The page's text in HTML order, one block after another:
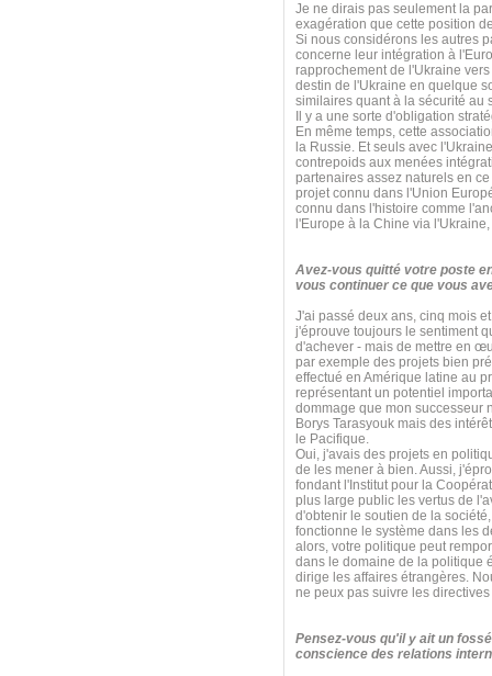
Je ne dirais pas seulement la
exagération que cette position
Si nous considérons les autres
concerne leur intégration à
rapprochement de l'Ukraine
destin de l'Ukraine en quelque
similaires quant à la sécurité au
Il y a une sorte d'obligation
En même temps, cette
la Russie. Et seuls avec
contrepoids aux menées
partenaires assez naturels en
projet connu dans l'Union
connu dans l'histoire comme
l'Europe à la Chine via
Avez-vous quitté votre poste
vous continuer ce que vous
J'ai passé deux ans, cinq mois
j'éprouve toujours le sentiment
d'achever - mais de mettre en
par exemple des projets bien
effectué en Amérique latine au
représentant un potentiel
dommage que mon successeur
Borys Tarasyouk mais des
le Pacifique.
Oui, j'avais des projets en
de les mener à bien. Aussi,
fondant l'Institut pour la
plus large public les vertus de
d'obtenir le soutien de la
fonctionne le système dans les
alors, votre politique peut
dans le domaine de la politique
dirige les affaires étrangères.
ne peux pas suivre les
Pensez-vous qu'il y ait un
conscience des relations